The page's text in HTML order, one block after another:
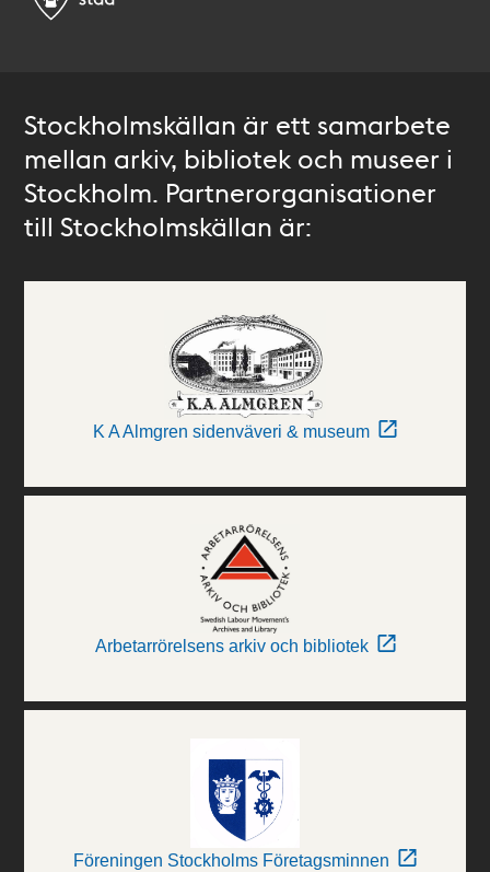
Stockholmskällan är ett samarbete
mellan arkiv, bibliotek och museer i
Stockholm. Partnerorganisationer
till Stockholmskällan är:
K A Almgren sidenväveri & museum
Arbetarrörelsens arkiv och bibliotek
Föreningen Stockholms Företagsminnen